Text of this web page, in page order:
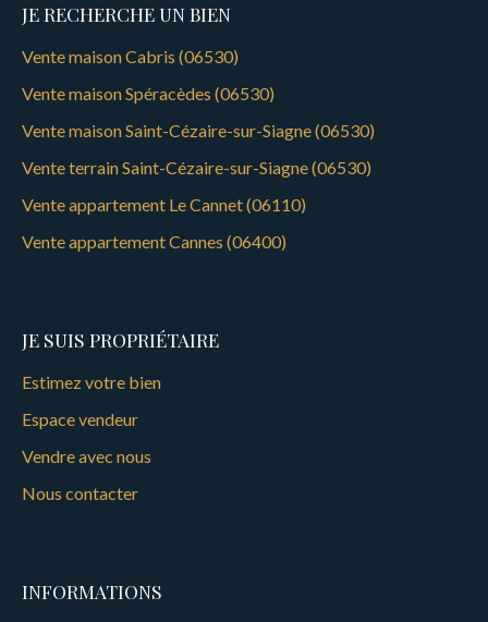
JE RECHERCHE UN BIEN
Vente maison Cabris (06530)
Vente maison Spéracèdes (06530)
Vente maison Saint-Cézaire-sur-Siagne (06530)
Vente terrain Saint-Cézaire-sur-Siagne (06530)
Vente appartement Le Cannet (06110)
Vente appartement Cannes (06400)
JE SUIS PROPRIÉTAIRE
Estimez votre bien
Espace vendeur
Vendre avec nous
Nous contacter
INFORMATIONS